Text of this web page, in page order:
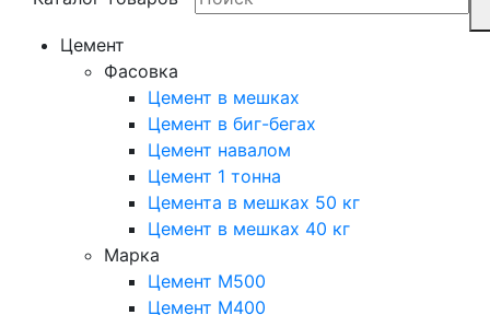
Цемент
Фасовка
Цемент в мешках
Цемент в биг-бегах
Цемент навалом
Цемент 1 тонна
Цемента в мешках 50 кг
Цемент в мешках 40 кг
Марка
Цемент М500
Цемент М400